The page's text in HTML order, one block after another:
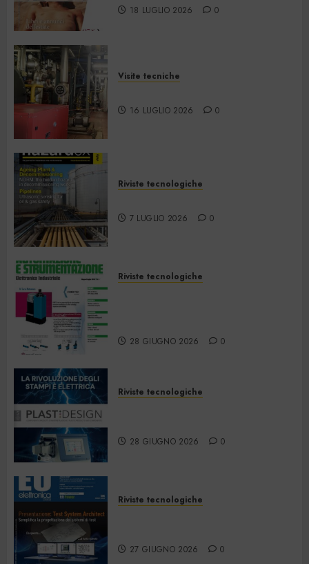
18 LUGLIO 2026 0
Visite tecniche
16 LUGLIO 2026 0
Riviste tecnologiche
7 LUGLIO 2026 0
Riviste tecnologiche
28 GIUGNO 2026 0
Riviste tecnologiche
28 GIUGNO 2026 0
Riviste tecnologiche
27 GIUGNO 2026 0